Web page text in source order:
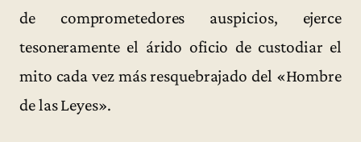
de comprometedores auspicios, ejerce
tesoneramente el árido oficio de custodiar el
mito cada vez más resquebrajado del «Hombre
de las Leyes».